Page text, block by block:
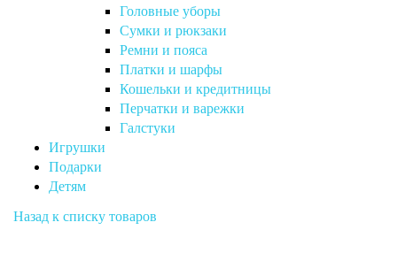
Головные уборы
Сумки и рюкзаки
Ремни и пояса
Платки и шарфы
Кошельки и кредитницы
Перчатки и варежки
Галстуки
Игрушки
Подарки
Детям
Назад к списку товаров